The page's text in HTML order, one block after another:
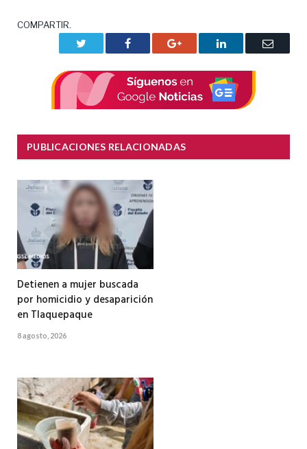
COMPARTIR.
Facebook Google+ LinkedIn
Correo
PUBLICACIONES RELACIONADAS
Detienen a mujer buscada
por homicidio y desaparición
en Tlaquepaque
8 agosto, 2026